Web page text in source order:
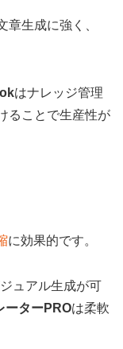
章生成に強く、
はナレッジ管理
ることで生産性が
に効果的です。
ュアル生成が可
ーターPROは柔軟